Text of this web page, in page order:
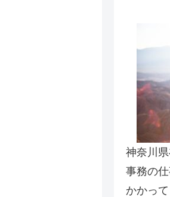
神奈川県
事務の
かかっ